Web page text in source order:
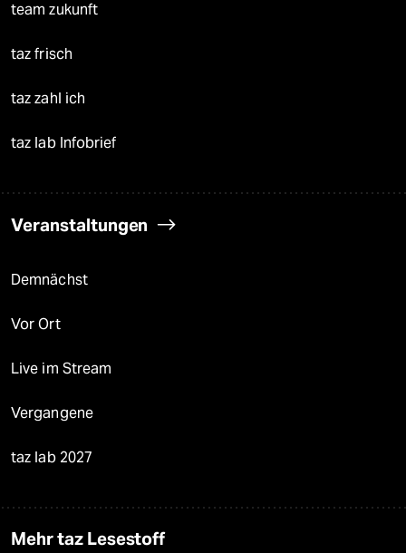
team zukunft
taz frisch
taz zahl ich
taz lab Infobrief
Veranstaltungen
Demnächst
Vor Ort
Live im Stream
Vergangene
taz lab 2027
Mehr taz Lesestoff